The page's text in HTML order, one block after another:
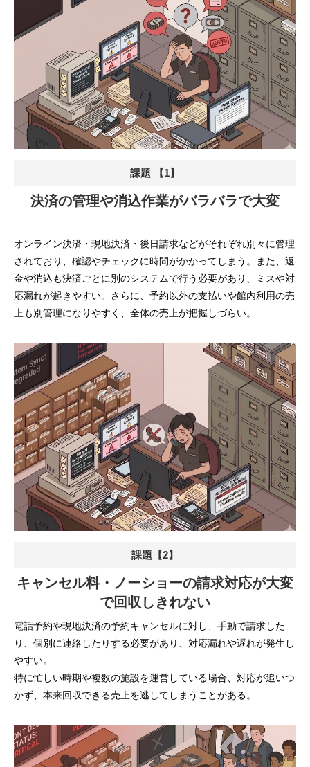
課題 【1】
決済の管理や消込作業がバラバラで大変
オンライン決済・現地決済・後日請求などがそれぞれ別々に管理
されており、確認やチェックに時間がかかってしまう。また、返
金や消込も決済ごとに別のシステムで行う必要があり、ミスや対
応漏れが起きやすい。さらに、予約以外の支払いや館内利用の売
上も別管理になりやすく、全体の売上が把握しづらい。
課題【2】
キャンセル料・ノーショーの請求対応が大変
で回収しきれない
電話予約や現地決済の予約キャンセルに対し、手動で請求した
り、個別に連絡したりする必要があり、対応漏れや遅れが発生し
やすい。
特に忙しい時期や複数の施設を運営している場合、対応が追いつ
かず、本来回収できる売上を逃してしまうことがある。